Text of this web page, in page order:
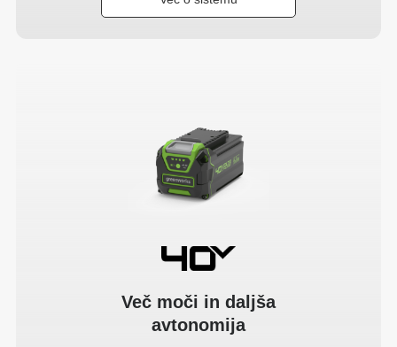
Več moči in daljša
avtonomija